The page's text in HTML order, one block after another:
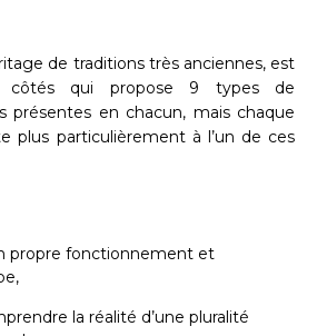
de traditions très anciennes, est
qui propose 9 types de
présentes en chacun, mais chaque
plus particulièrement à l’un de ces
propre fonctionnement et
la réalité d’une pluralité